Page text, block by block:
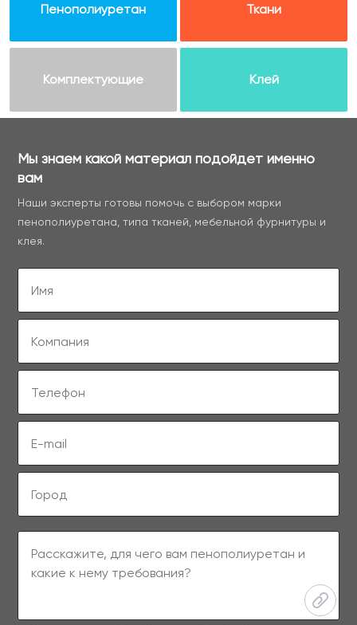
Пенополиуретан Ткани
Комплектующие Клей
Мы знаем какой материал подойдет именно
вам
Наши эксперты готовы помочь с выбором марки
пенополиуретана, типа тканей, мебельной фурнитуры и
клея.